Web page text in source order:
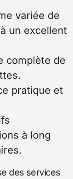
variée de
un excellent
complète de
pratique et
à long
des services